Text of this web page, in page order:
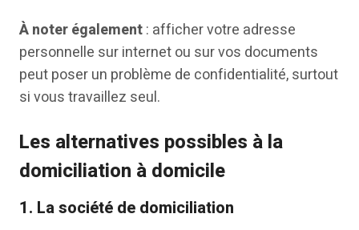
À noter également: afficher votre adresse
personnelle sur internet ou sur vos documents
peut poser un problème de confidentialité, surtout
si vous travaillez seul.
Les alternatives possibles à la
domiciliation à domicile
1. La société de domiciliation